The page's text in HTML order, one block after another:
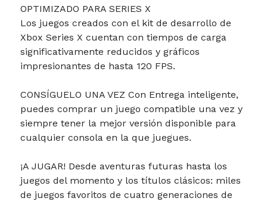
OPTIMIZADO PARA SERIES X
Los juegos creados con el kit de desarrollo de
Xbox Series X cuentan con tiempos de carga
significativamente reducidos y gráficos
impresionantes de hasta 120 FPS.
CONSÍGUELO UNA VEZ Con Entrega inteligente,
puedes comprar un juego compatible una vez y
siempre tener la mejor versión disponible para
cualquier consola en la que juegues.
¡A JUGAR! Desde aventuras futuras hasta los
juegos del momento y los títulos clásicos: miles
de juegos favoritos de cuatro generaciones de